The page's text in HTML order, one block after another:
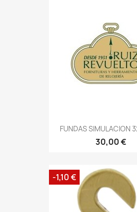
FUNDAS SIMULACION
30,00 €
-1,10 €